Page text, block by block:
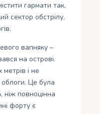
гармати так,
сектор обстрілу,
вапняку –
на острові.
і не
Це була
повноцінна
форту є